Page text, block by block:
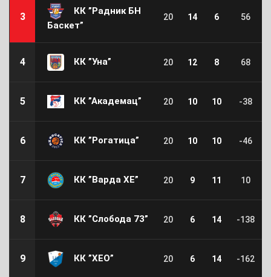
3
КК ”Радник БН
Баскет”
20 14 6 56
4 КК ”Уна” 20 12 8 68
5 КК ”Академац” 20 10 10 -38
6 КК ”Рогатица” 20 10 10 -46
7 КК ”Варда ХЕ” 20 9 11 10
8 КК ”Слобода 73” 20 6 14 -138
9 КК ”ХЕО” 20 6 14 -162